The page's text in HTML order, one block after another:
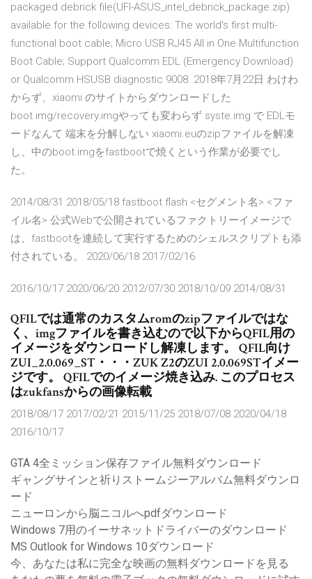
packaged debrick file(UFI-ASUS_intel_debrick_package.zip)
available for the following devices: The world's first multi-
functional boot cable; Micro USB RJ45 All in One Multifunction
Boot Cable; Support Qualcomm EDL (Emergency Download)
or Qualcomm HSUSB diagnostic 9008. 2018年7月22日 わけわ
からず、xiaomi のサイトからダウンロードした
boot.img/recovery.imgやっても変わらず syste.img で EDLモ
ードなんて 端末を分解しない xiaomi.euのzipファイルを解凍
し、中のboot.imgをfastbootで焼くという作業が必要でし
た。
2014/08/31 2018/05/18 fastboot flash <セグメント名> <ファ
イル名> 公式Webで公開されているファクトリーイメージで
は、fastbootを連続して実行するためのシェルスクリプトも添
付されている。 2020/06/18 2017/02/16
2016/10/17 2020/06/20 2012/07/30 2018/10/09 2014/08/31
QFILでは通常のカスタムromのzipファイルではな
く、imgファイルを書き込むので以下からQFIL用の
イメージをダウンロードし解凍します。 QFIL向け
ZUI_2.0.069_ST・・・ZUK Z2のZUI 2.0.069STイメー
ジです。 QFILでのイメージ焼き込み. このプロセス
はzukfansからの画像転載
2018/08/17 2017/02/21 2015/11/25 2018/07/08 2020/04/18
2016/10/17
GTA 4全ミッション保存ファイル無料ダウンロード
ギャングサインと祈りストームジーアルバム無料ダウンロ
ード
ニューロンから脳ニコルへpdfダウンロード
Windows 7用のイーサネットドライバーのダウンロード
MS Outlook for Windows 10ダウンロード
今、あなたは私に完全な映画の無料ダウンロードを見る